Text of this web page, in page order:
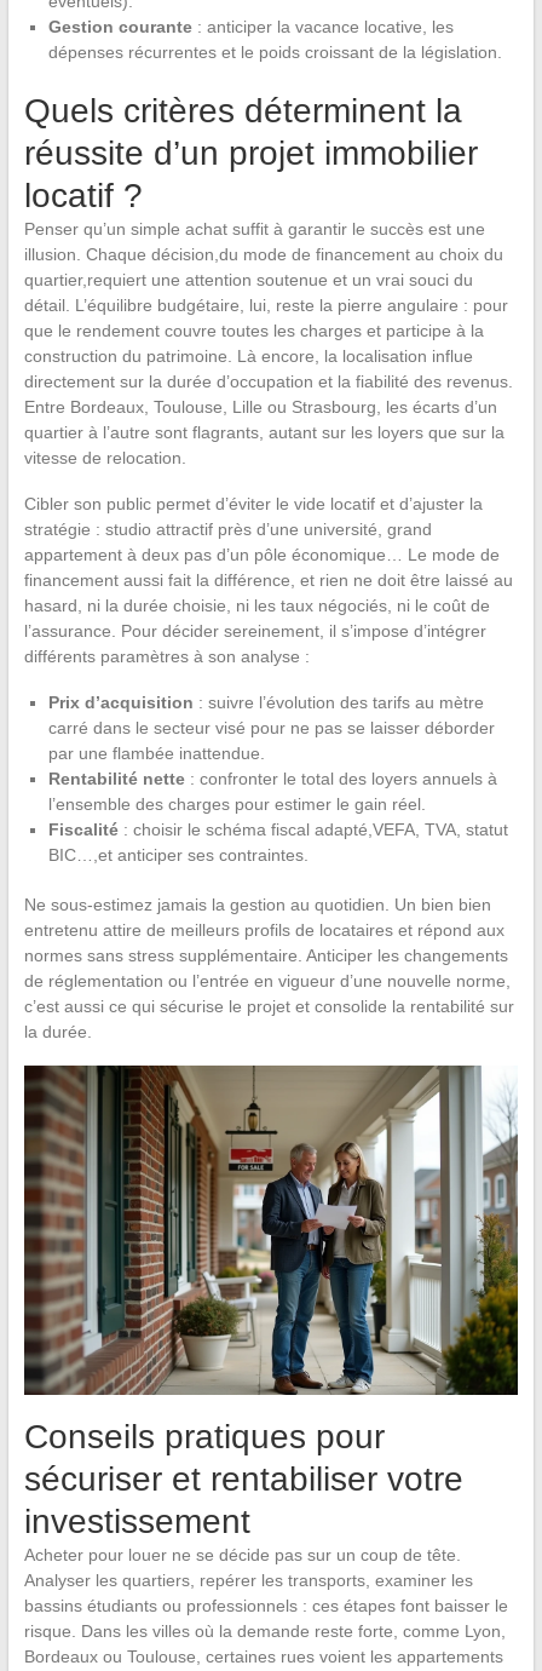
Gestion courante: anticiper la vacance locative, les
dépenses récurrentes et le poids croissant de la législation.
Quels critères déterminent la
réussite d’un projet immobilier
locatif ?
Penser qu’un simple achat suffit à garantir le succès est une
illusion. Chaque décision,du mode de financement au choix du
quartier,requiert une attention soutenue et un vrai souci du
détail. L’équilibre budgétaire, lui, reste la pierre angulaire : pour
que le rendement couvre toutes les charges et participe à la
construction du patrimoine. Là encore, la localisation influe
directement sur la durée d’occupation et la fiabilité des revenus.
Entre Bordeaux, Toulouse, Lille ou Strasbourg, les écarts d’un
quartier à l’autre sont flagrants, autant sur les loyers que sur la
vitesse de relocation.
Cibler son public permet d’éviter le vide locatif et d’ajuster la
stratégie : studio attractif près d’une université, grand
appartement à deux pas d’un pôle économique… Le mode de
financement aussi fait la différence, et rien ne doit être laissé au
hasard, ni la durée choisie, ni les taux négociés, ni le coût de
l’assurance. Pour décider sereinement, il s’impose d’intégrer
différents paramètres à son analyse :
Prix d’acquisition : suivre l’évolution des tarifs au mètre
carré dans le secteur visé pour ne pas se laisser déborder
par une flambée inattendue.
Rentabilité nette: confronter le total des loyers annuels à
l’ensemble des charges pour estimer le gain réel.
Fiscalité: choisir le schéma fiscal adapté,VEFA, TVA, statut
BIC…,et anticiper ses contraintes.
Ne sous-estimez jamais la gestion au quotidien. Un bien bien
entretenu attire de meilleurs profils de locataires et répond aux
normes sans stress supplémentaire. Anticiper les changements
de réglementation ou l’entrée en vigueur d’une nouvelle norme,
c’est aussi ce qui sécurise le projet et consolide la rentabilité sur
la durée.
Conseils pratiques pour
sécuriser et rentabiliser votre
investissement
Acheter pour louer ne se décide pas sur un coup de tête.
Analyser les quartiers, repérer les transports, examiner les
bassins étudiants ou professionnels : ces étapes font baisser le
risque. Dans les villes où la demande reste forte, comme Lyon,
Bordeaux ou Toulouse, certaines rues voient les appartements